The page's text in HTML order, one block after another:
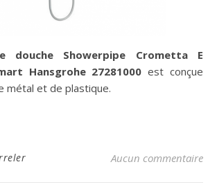
douche Showerpipe Crometta E
Hansgrohe 27281000 est conçue
métal et de plastique.
Aucun commentaire